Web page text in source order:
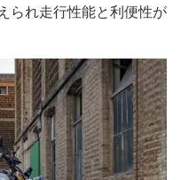
られ走行性能と利便性が